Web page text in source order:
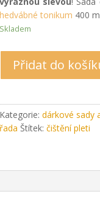
hedvábné tonikum 400
Skladem
Přidat do
Kategorie:dárkové sady
řada Štítek:čištění pleti